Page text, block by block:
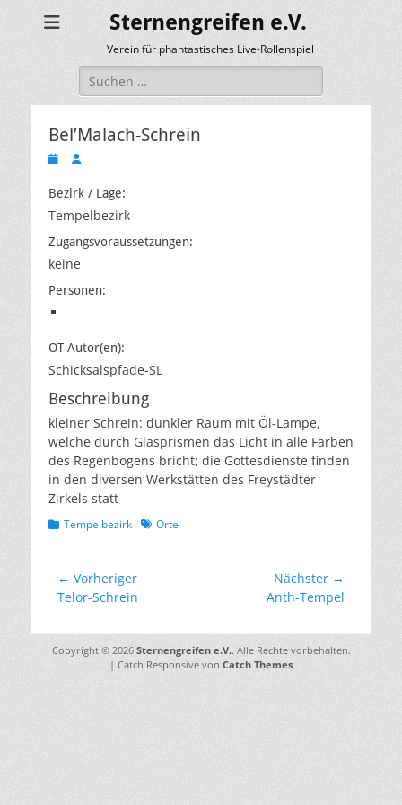
Sternengreifen e.V.
Verein für phantastisches Live-Rollenspiel
Suchen
nach:
Bel’Malach-Schrein
Veröffentlicht
Autor
Bezirk / Lage:
Tempelbezirk
Zugangsvoraussetzungen:
keine
Personen:
OT-Autor(en):
Schicksalspfade-SL
Beschreibung
kleiner Schrein: dunkler Raum mit Öl-Lampe,
welche durch Glasprismen das Licht in alle Farben
des Regenbogens bricht; die Gottesdienste finden
in den diversen Werkstätten des Freystädter
Zirkels statt
Kategorien
Tempelbezirk Schlagworte
Orte
Beitragsnavigation
← Vorheriger
Vorheriger
Telor-Schrein
Nächster →
Anth-Tempel
Copyright © 2026 Sternengreifen e.V.. Alle Rechte vorbehalten.
| Catch Responsive von Catch Themes